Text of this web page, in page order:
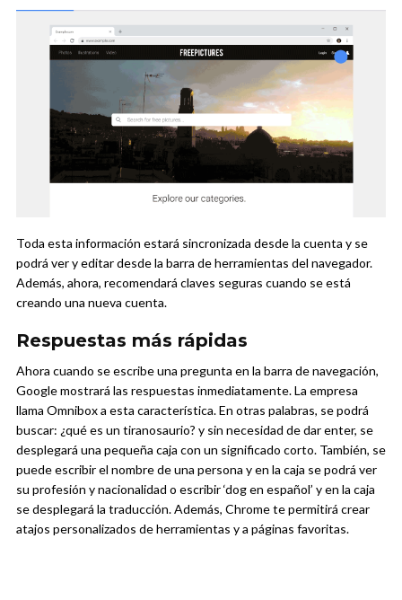
Toda esta información estará sincronizada desde la cuenta y se
podrá ver y editar desde la barra de herramientas del navegador.
Además, ahora, recomendará claves seguras cuando se está
creando una nueva cuenta.
Respuestas más rápidas
Ahora cuando se escribe una pregunta en la barra de navegación,
Google mostrará las respuestas inmediatamente. La empresa
llama Omnibox a esta característica. En otras palabras, se podrá
buscar: ¿qué es un tiranosaurio? y sin necesidad de dar enter, se
desplegará una pequeña caja con un significado corto. También, se
puede escribir el nombre de una persona y en la caja se podrá ver
su profesión y nacionalidad o escribir ‘dog en español’ y en la caja
se desplegará la traducción. Además, Chrome te permitirá crear
atajos personalizados de herramientas y a páginas favoritas.